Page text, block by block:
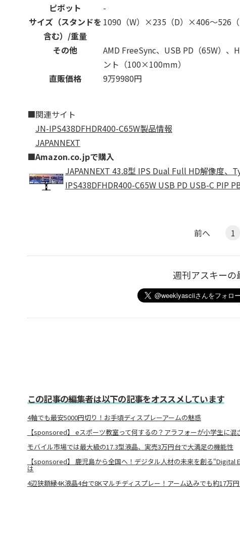
ピボット
-
サイズ（スタンドを
含む）/重量
1090（W）×235（D）×406～526
その他
AMD FreeSync、USB PD（65W）、
ント（100×100mm）
直販価格
9万9980円
■関連サイト
JN-IPS438DFHDR400-C65W製品情報
JAPANNEXT
■Amazon.co.jpで購入
JAPANNEXT 43.8型 IPS Dual Full HD解像度
IPS438DFHDR400-C65W USB PD USB-C PIP
前へ 1
週刊アスキーの
この記事の編集者は以下の記事をオススメしています
4軸でも最安5000円切り！お手頃ディスプレーアームの魅惑
【sponsored】 eスポーツ教室って何するの？アラフォーが小学生に混
モバイル市場では最大級の17.3型液晶、実売3万円台で大満足の機能性
【sponsored】 鹿児島から全国へ！デジタル人材の未来を創る“Digital
は
4辺狭額縁4K液晶4台で8Kマルチディスプレー！アーム込みでも約17万